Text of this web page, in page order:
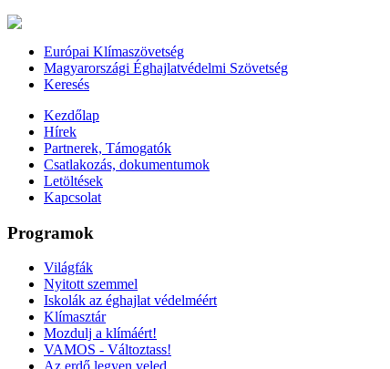
Európai Klímaszövetség
Magyarországi Éghajlatvédelmi Szövetség
Keresés
Kezdőlap
Hírek
Partnerek, Támogatók
Csatlakozás, dokumentumok
Letöltések
Kapcsolat
Programok
Világfák
Nyitott szemmel
Iskolák az éghajlat védelméért
Klímasztár
Mozdulj a klímáért!
VAMOS - Változtass!